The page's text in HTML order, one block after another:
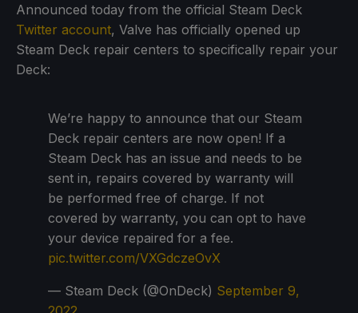
Announced today from the official Steam Deck
Twitter account, Valve has officially opened up
Steam Deck repair centers to specifically repair your
Deck:
We’re happy to announce that our Steam
Deck repair centers are now open! If a
Steam Deck has an issue and needs to be
sent in, repairs covered by warranty will
be performed free of charge. If not
covered by warranty, you can opt to have
your device repaired for a fee.
pic.twitter.com/VXGdczeOvX
— Steam Deck (@OnDeck) September 9,